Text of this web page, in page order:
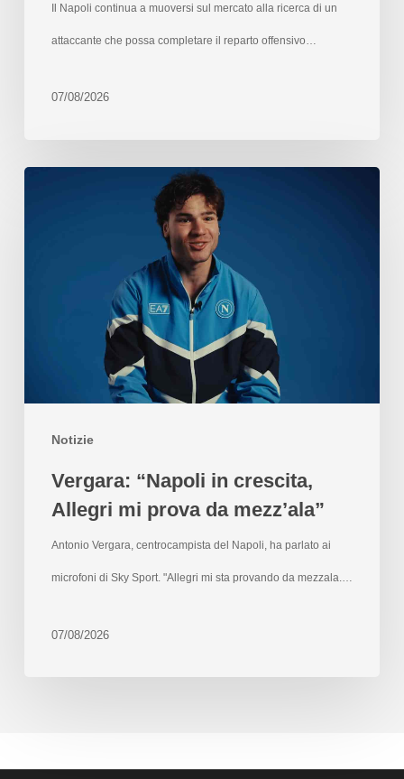
Il Napoli continua a muoversi sul mercato alla ricerca di un
attaccante che possa completare il reparto offensivo…
07/08/2026
Notizie
Vergara: “Napoli in crescita,
Allegri mi prova da mezz’ala”
Antonio Vergara, centrocampista del Napoli, ha parlato ai
microfoni di Sky Sport. "Allegri mi sta provando da mezzala.…
07/08/2026